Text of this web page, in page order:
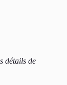
détails de